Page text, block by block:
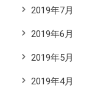
2019年7月
2019年6月
2019年5月
2019年4月